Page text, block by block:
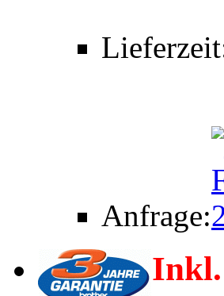
Anfrage: